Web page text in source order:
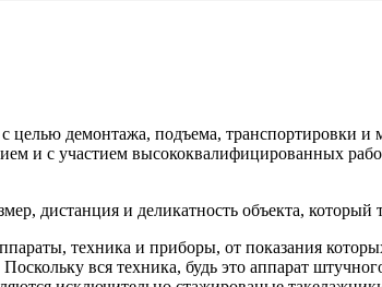
демонтажа, подъема, транспортировки и
и с участием высококвалифицированных
дистанция и деликатность объекта, который
техника и приборы, от показания
вся техника, будь это аппарат